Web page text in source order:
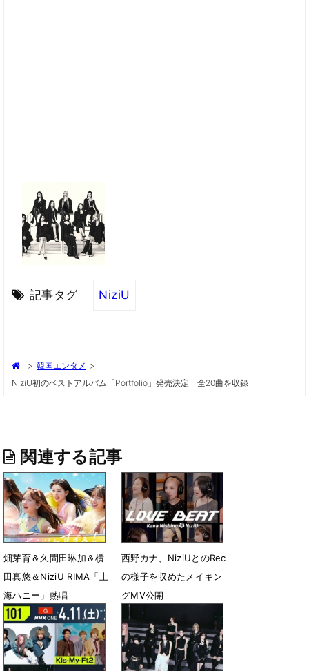
記事タグ NiziU
> 韓国エンタメ >
NiziU初のベストアルバム「Portfolio」発売決定 全20曲を収録
関連する記事
畑芽育＆久間田琳加＆横
田真悠＆NiziU RIMA「上
海ハニー」熱唱
7月9日 08時09分
西野カナ、NiziUとのRec
の様子を収めたメイキン
グMV公開
4月21日 21時07分